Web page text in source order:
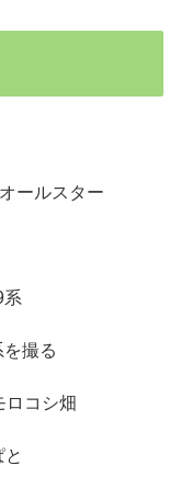
ールスター
系
撮る
ロコシ畑